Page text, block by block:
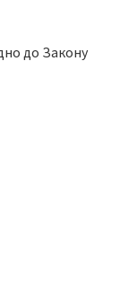
до Закону